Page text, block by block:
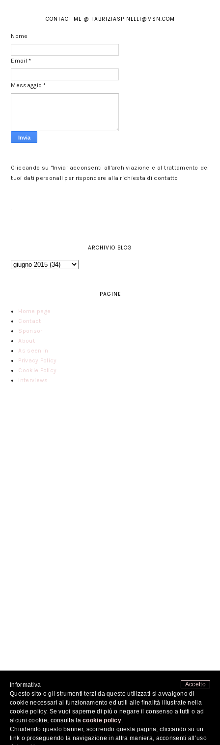
CONTACT ME @ FABRIZIASPINELLI@MSN.COM
Nome
Email*
Messaggio*
Cliccando su "Invia" acconsenti all'archiviazione e al trattamento dei
tuoi dati personali per rispondere alla richiesta di contatto
ARCHIVIO BLOG
PAGINE
Home page
Contact
Sponsor
About
As seen in
Privacy Policy
Cookie Policy
Interviews
FOLLOW ME
2026 ©COSA MI METTO???DI FABRIZIA SPINELLI - TUTTI I DIRITTI RISERVATI - P.IVA
07676731214
PRIVACY POLICY| COOKIE POLICY
Accetto
Informativa
Questo sito o gli strumenti terzi da questo utilizzati si avvalgono di
cookie necessari al funzionamento ed utili alle finalità illustrate nella
cookie policy. Se vuoi saperne di più o negare il consenso a tutti o ad
alcuni cookie, consulta lacookie policy.
Chiudendo questo banner, scorrendo questa pagina, cliccando su un
link o proseguendo la navigazione in altra maniera, acconsenti all’uso